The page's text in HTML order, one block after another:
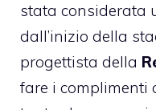
stata considerata
dall’inizio della
progettista della
fare i complimenti